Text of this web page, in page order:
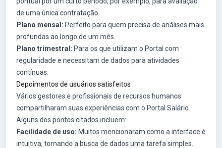
de uma única contratação.
Plano mensal: Perfeito para quem precisa de análises mais
profundas ao longo de um mês.
Plano trimestral: Para os que utilizam o Portal com
regularidade e necessitam de dados para atividades
contínuas.
Depoimentos de usuários satisfeitos
Vários gestores e profissionais de recursos humanos
compartilharam suas experiências com o Portal Salário.
Alguns dos pontos citados incluem:
Facilidade de uso: Muitos mencionaram como a interface é
intuitiva, tornando a busca de dados uma tarefa simples.